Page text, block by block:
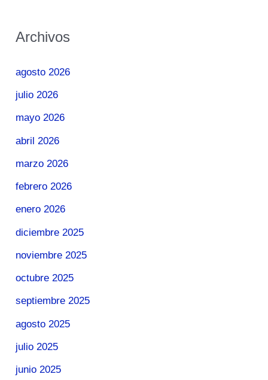
Archivos
agosto 2026
julio 2026
mayo 2026
abril 2026
marzo 2026
febrero 2026
enero 2026
diciembre 2025
noviembre 2025
octubre 2025
septiembre 2025
agosto 2025
julio 2025
junio 2025